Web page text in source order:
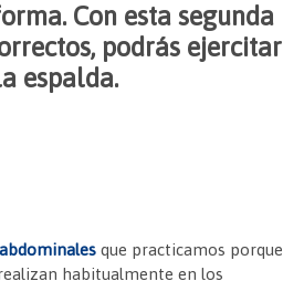
Con esta segunda
podrás ejercitar
espalda.
que practicamos porque
habitualmente en los